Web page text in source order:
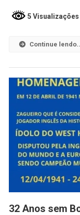
5
Continue
32 Anos sem